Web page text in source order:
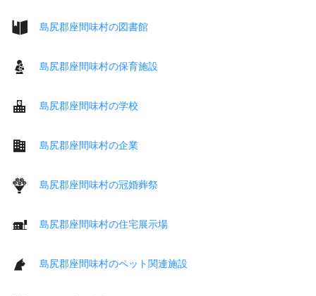
島尻郡座間味村の図書館
島尻郡座間味村の保育施設
島尻郡座間味村の学校
島尻郡座間味村の企業
島尻郡座間味村の冠婚葬祭
島尻郡座間味村の住宅展示場
島尻郡座間味村のペット関連施設